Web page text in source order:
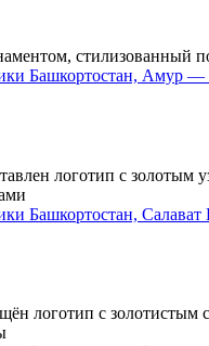
Башкортостан, Амур —
Башкортостан,